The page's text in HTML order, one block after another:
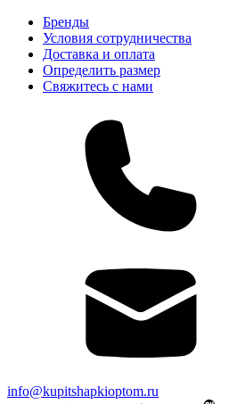
Бренды
Условия сотрудничества
Доставка и оплата
Определить размер
Свяжитесь с нами
info@kupitshapkioptom.ru